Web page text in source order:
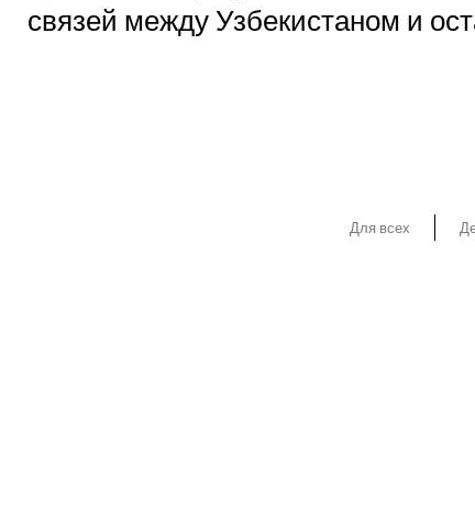
связей между Узбекистаном и
Для всех